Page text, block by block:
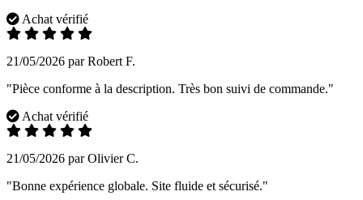
Achat vérifié
21/05/2026 par Robert F.
"Pièce conforme à la description. Très bon suivi de commande."
Achat vérifié
21/05/2026 par Olivier C.
"Bonne expérience globale. Site fluide et sécurisé."